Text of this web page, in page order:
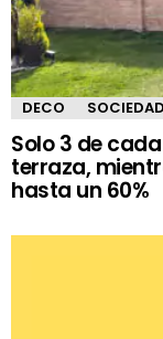
DECO SOCIEDAD
Solo 3 de
terraza,
hasta un 60%